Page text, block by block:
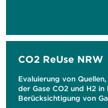
CO2 ReUse NRW
Evaluierung von
der Gase CO2 und H2
Berücksichtigung von